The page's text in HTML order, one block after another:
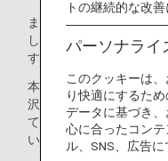
また、オンラインコミ
し、楽しみながらごみ
す。
本フォーラムでは、ご
沢さんが気づいたこと
て私たちが未来のため
いただきました。
トの継続的な改善
パーソナライ
このクッキーは
り快適にするた
データに基づき
心に合ったコンテ
ル、SNS、広告に